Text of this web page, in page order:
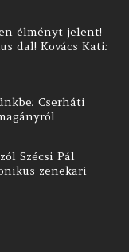
élményt jelent!
dal! Kovács Kati:
Cserháti
Szécsi Pál
zenekari